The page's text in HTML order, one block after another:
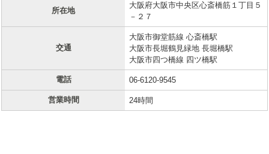
所在地
大阪府大阪市中央区心斎橋筋１丁目５
－２７
交通
大阪市御堂筋線 心斎橋駅
大阪市長堀鶴見緑地 長堀橋駅
大阪市四つ橋線 四ツ橋駅
電話 06-6120-9545
営業時間 24時間